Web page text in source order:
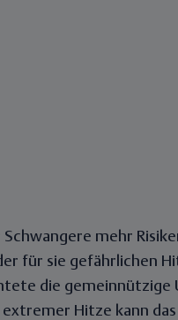
mehr
für sie gefährlichen
die gemeinnützige
Hitze kann